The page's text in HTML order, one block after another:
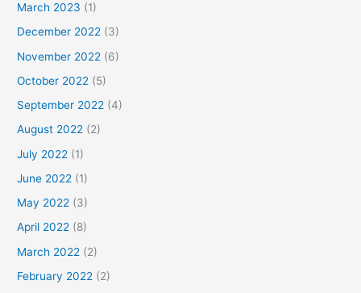
March 2023 (1)
December 2022 (3)
November 2022 (6)
October 2022 (5)
September 2022 (4)
August 2022 (2)
July 2022 (1)
June 2022 (1)
May 2022 (3)
April 2022 (8)
March 2022 (2)
February 2022 (2)